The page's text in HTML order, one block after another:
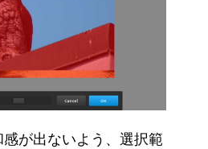
が出ないよう、選択範